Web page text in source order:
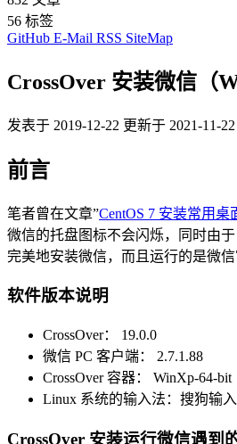
56 标签
GitHub E-Mail RSS SiteMap
CrossOver 安装微信（
发表于 2019-12-22 更新于 2021-11-22
前言
笔者曾在文章”CentOS 7 安装常用桌
微信的托盘图标不会闪烁，同时由于
完美地安装微信，而且运行的是微
软件版本说明
CrossOver： 19.0.0
微信 PC 客户端： 2.7.1.88
CrossOver 容器： WinXp-64-bit
Linux 系统的输入法：搜狗输
CrossOver 安装运行微信遇到